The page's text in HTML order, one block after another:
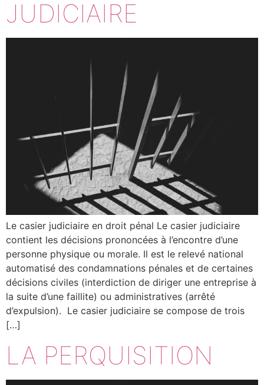
JUDICIAIRE
Le casier judiciaire en droit pénal Le casier judiciaire
contient les décisions prononcées à l’encontre d’une
personne physique ou morale. Il est le relevé national
automatisé des condamnations pénales et de certaines
décisions civiles (interdiction de diriger une entreprise à
la suite d’une faillite) ou administratives (arrêté
d’expulsion). Le casier judiciaire se compose de trois
[…]
LA PERQUISITION